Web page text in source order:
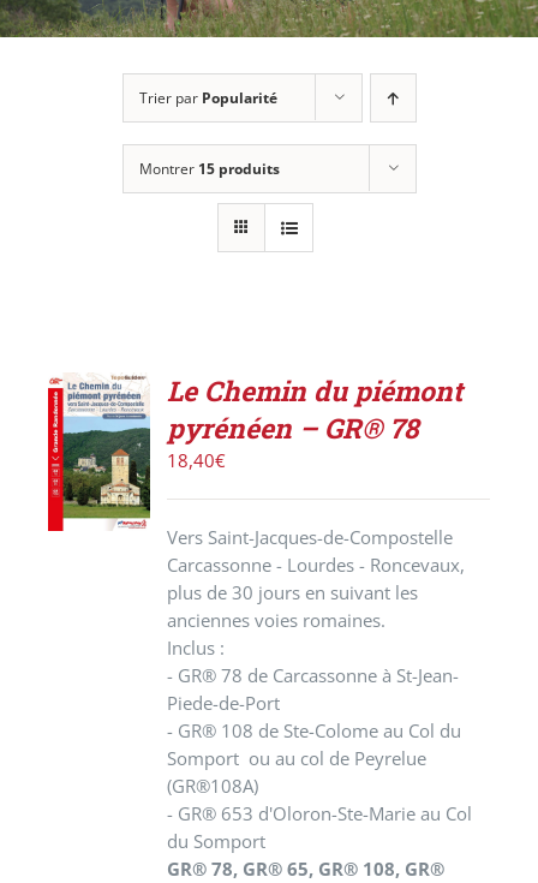
Trier par Popularité
Montrer 15 produits
AJOUTER
AU
PANIER
/
DÉTAILS
Le Chemin du piémont
pyrénéen – GR® 78
18,40€
Vers Saint-Jacques-de-Compostelle
Carcassonne - Lourdes - Roncevaux,
plus de 30 jours en suivant les
anciennes voies romaines.
Inclus :
- GR® 78 de Carcassonne à St-Jean-
Piede-de-Port
- GR® 108 de Ste-Colome au Col du
Somport ou au col de Peyrelue
(GR®108A)
- GR® 653 d'Oloron-Ste-Marie au Col
du Somport
GR® 78, GR® 65, GR® 108, GR®